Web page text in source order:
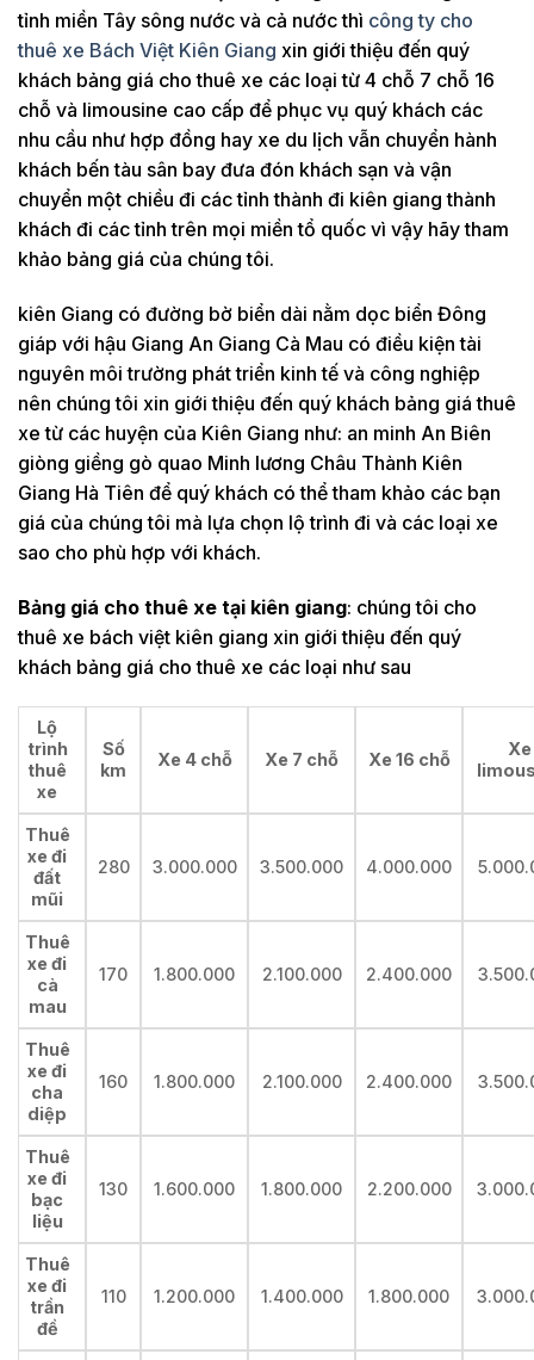
tỉnh miền Tây sông nước và cả nước thì công ty cho
thuê xe Bách Việt Kiên Giang xin giới thiệu đến quý
khách bảng giá cho thuê xe các loại từ 4 chỗ 7 chỗ 16
chỗ và limousine cao cấp để phục vụ quý khách các
nhu cầu như hợp đồng hay xe du lịch vẫn chuyển hành
khách bến tàu sân bay đưa đón khách sạn và vận
chuyển một chiều đi các tỉnh thành đi kiên giang thành
khách đi các tỉnh trên mọi miền tổ quốc vì vậy hãy tham
khảo bảng giá của chúng tôi.
kiên Giang có đường bờ biển dài nằm dọc biển Đông
giáp với hậu Giang An Giang Cà Mau có điều kiện tài
nguyên môi trường phát triển kinh tế và công nghiệp
nên chúng tôi xin giới thiệu đến quý khách bảng giá thuê
xe từ các huyện của Kiên Giang như: an minh An Biên
giòng giềng gò quao Minh lương Châu Thành Kiên
Giang Hà Tiên để quý khách có thể tham khảo các bạn
giá của chúng tôi mà lựa chọn lộ trình đi và các loại xe
sao cho phù hợp với khách.
Bảng giá cho thuê xe tại kiên giang: chúng tôi cho
thuê xe bách việt kiên giang xin giới thiệu đến quý
khách bảng giá cho thuê xe các loại như sau
Lộ
trình
thuê
xe
Số
km
Xe 4 chỗ Xe 7 chỗ Xe 16 chỗ
Xe
Thuê
xe đi
đất
mũi
280 3.000.000 3.500.000 4.000.000
Thuê
xe đi
cà
mau
170 1.800.000 2.100.000 2.400.000
Thuê
xe đi
cha
diệp
160 1.800.000 2.100.000 2.400.000
Thuê
xe đi
bạc
liệu
130 1.600.000 1.800.000 2.200.000
Thuê
xe đi
trần
đề
110 1.200.000 1.400.000 1.800.000